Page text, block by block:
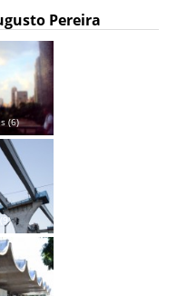
Pereira
(6)